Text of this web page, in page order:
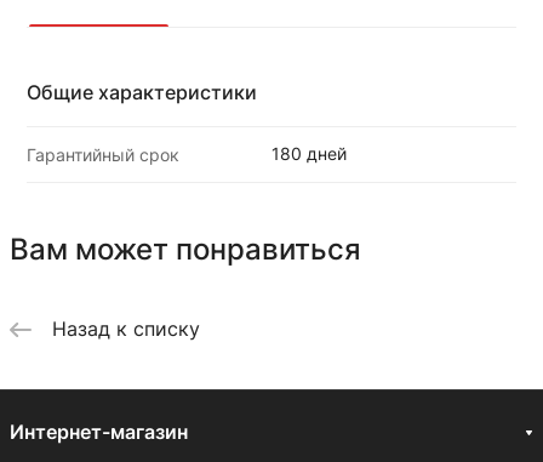
Общие характеристики
Гарантийный срок 180 дней
Вам может понравиться
Назад к списку
Интернет-магазин